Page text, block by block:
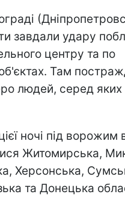
завдали удару
центру та по
Там
людей, серед яких
ночі під ворожим
Житомирська,
Херсонська,
та Донецька